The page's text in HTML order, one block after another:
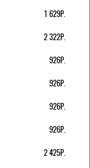
1 629Р.
2 322Р.
926Р.
926Р.
926Р.
926Р.
2 425Р.